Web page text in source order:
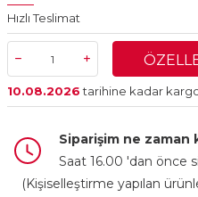
Hızlı Teslimat
10.08.2026tarihine kadar
Siparişim ne zaman
Saat 16.00 'dan önce
(Kişiselleştirme yapılan